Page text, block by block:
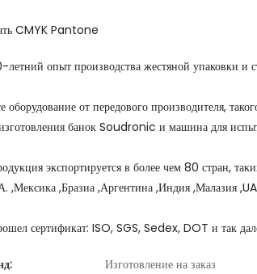
CMYK Pantone
опыт производства жестяной упаковки и
оборудование от передового производителя,
банок Soudronic и машина для
экспортируется в более чем 80 стран,
,Мексика ,Бразиа ,Аргентина ,Индия ,Малазия
сертификат: ISO, SGS, Sedex, DOT и так
Изготовление на заказ